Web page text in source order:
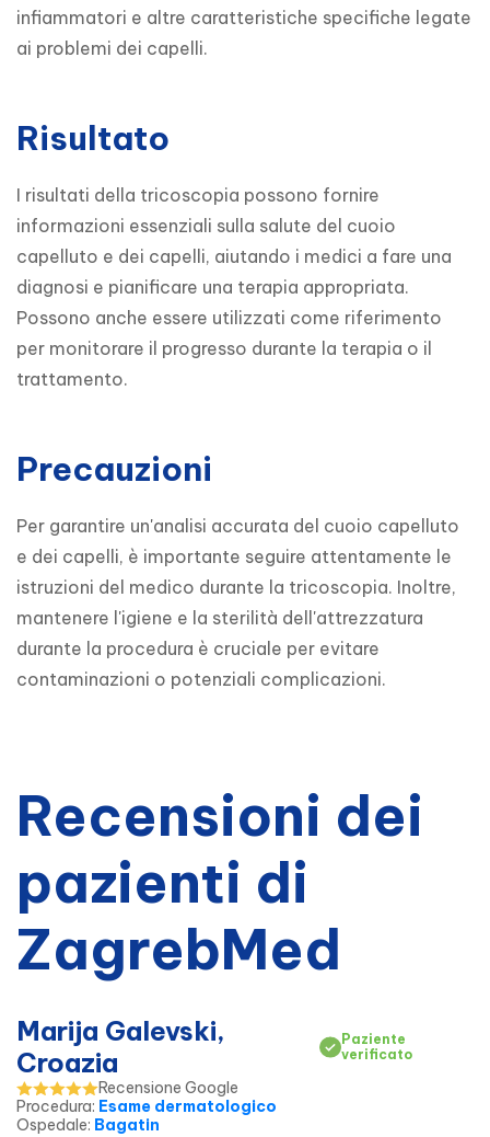
infiammatori e altre caratteristiche specifiche legate
ai problemi dei capelli.
Risultato
I risultati della tricoscopia possono fornire
informazioni essenziali sulla salute del cuoio
capelluto e dei capelli, aiutando i medici a fare una
diagnosi e pianificare una terapia appropriata.
Possono anche essere utilizzati come riferimento
per monitorare il progresso durante la terapia o il
trattamento.
Precauzioni
Per garantire un'analisi accurata del cuoio capelluto
e dei capelli, è importante seguire attentamente le
istruzioni del medico durante la tricoscopia. Inoltre,
mantenere l'igiene e la sterilità dell'attrezzatura
durante la procedura è cruciale per evitare
contaminazioni o potenziali complicazioni.
Recensioni dei
pazienti di
ZagrebMed
Marija Galevski,
Croazia
Paziente
verificato
Recensione Google
Procedura: Esame dermatologico
Ospedale: Bagatin